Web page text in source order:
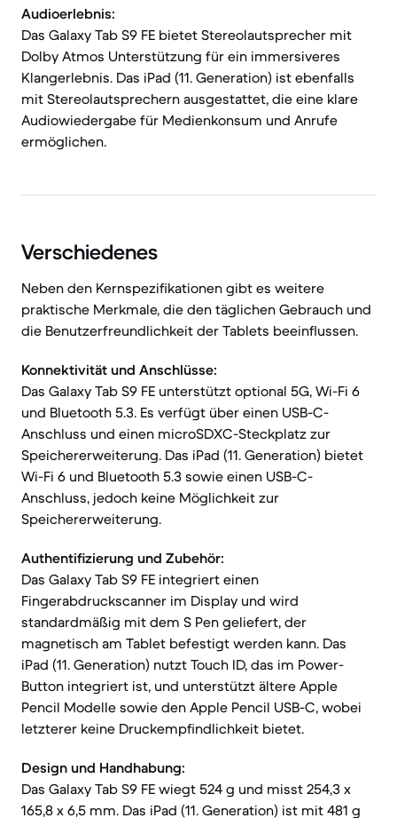
Audioerlebnis:
Das Galaxy Tab S9 FE bietet Stereolautsprecher mit
Dolby Atmos Unterstützung für ein immersiveres
Klangerlebnis. Das iPad (11. Generation) ist ebenfalls
mit Stereolautsprechern ausgestattet, die eine klare
Audiowiedergabe für Medienkonsum und Anrufe
ermöglichen.
Verschiedenes
Neben den Kernspezifikationen gibt es weitere
praktische Merkmale, die den täglichen Gebrauch und
die Benutzerfreundlichkeit der Tablets beeinflussen.
Konnektivität und Anschlüsse:
Das Galaxy Tab S9 FE unterstützt optional 5G, Wi-Fi 6
und Bluetooth 5.3. Es verfügt über einen USB-C-
Anschluss und einen microSDXC-Steckplatz zur
Speichererweiterung. Das iPad (11. Generation) bietet
Wi-Fi 6 und Bluetooth 5.3 sowie einen USB-C-
Anschluss, jedoch keine Möglichkeit zur
Speichererweiterung.
Authentifizierung und Zubehör:
Das Galaxy Tab S9 FE integriert einen
Fingerabdruckscanner im Display und wird
standardmäßig mit dem S Pen geliefert, der
magnetisch am Tablet befestigt werden kann. Das
iPad (11. Generation) nutzt Touch ID, das im Power-
Button integriert ist, und unterstützt ältere Apple
Pencil Modelle sowie den Apple Pencil USB-C, wobei
letzterer keine Druckempfindlichkeit bietet.
Design und Handhabung:
Das Galaxy Tab S9 FE wiegt 524 g und misst 254,3 x
165,8 x 6,5 mm. Das iPad (11. Generation) ist mit 481 g